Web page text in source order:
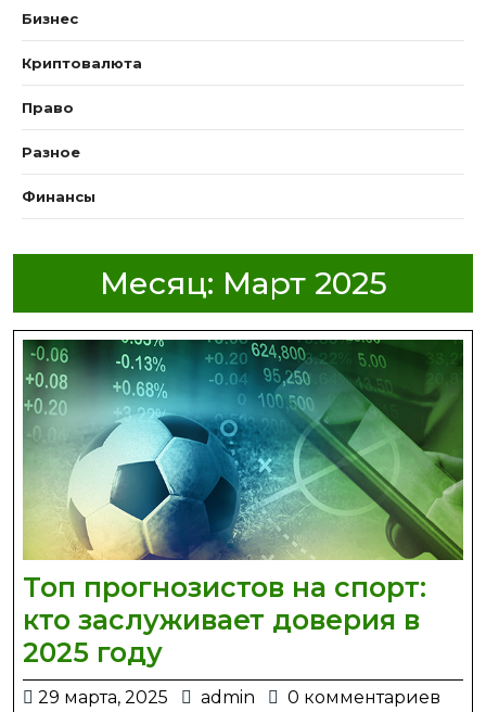
Бизнес
Криптовалюта
Право
Разное
Финансы
Месяц: Март 2025
Топ прогнозистов на спорт:
кто заслуживает доверия в
2025 годуТоп
прогнозистов
29 марта, 2025
29 admin admin
0 комментариев